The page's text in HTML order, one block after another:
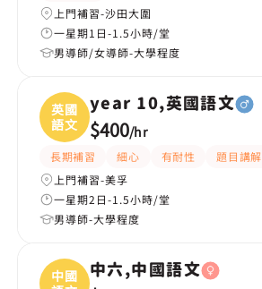
上門補習-沙田大圍
一星期1日-1.5小時/堂
男導師/女導師-大學程度
英國
語文
year 10,英國語文
$400/hr
長期補習 細心 有耐性 題目講解
上門補習-美孚
一星期2日-1.5小時/堂
男導師-大學程度
中國
中六,中國語文